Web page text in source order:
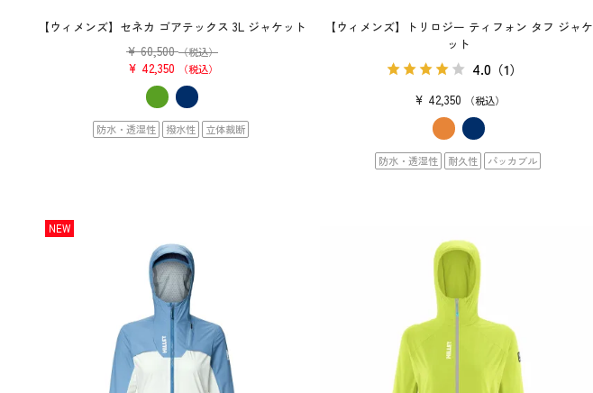
【ウィメンズ】セネカ ゴアテックス 3L ジャケット
¥ 60,500 （税込）
¥ 42,350 税込
防水・透湿性 撥水性 立体裁断
【ウィメンズ】トリロジー ティフォン タフ ジャケ
ット
4.0 （1）
¥ 42,350 税込
防水・透湿性 耐久性 パッカブル
NEW